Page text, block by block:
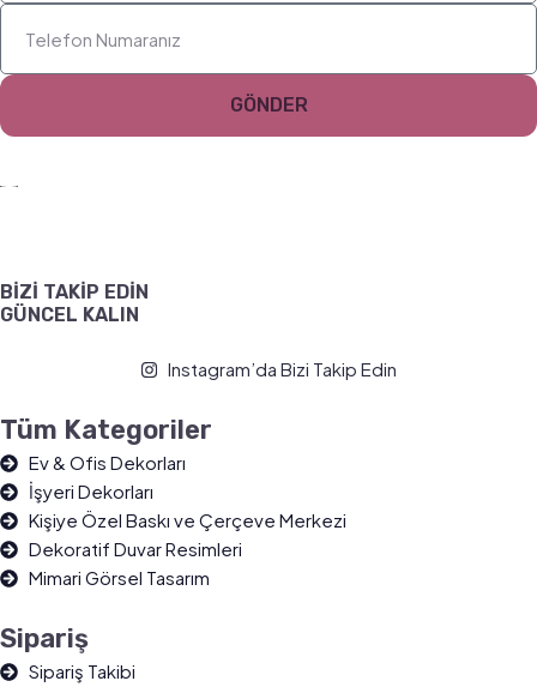
GÖNDER
BİZİ TAKİP EDİN
GÜNCEL KALIN
Instagram’da Bizi Takip Edin
Tüm Kategoriler
Ev & Ofis Dekorları
İşyeri Dekorları
Kişiye Özel Baskı ve Çerçeve Merkezi
Dekoratif Duvar Resimleri
Mimari Görsel Tasarım
Sipariş
Sipariş Takibi